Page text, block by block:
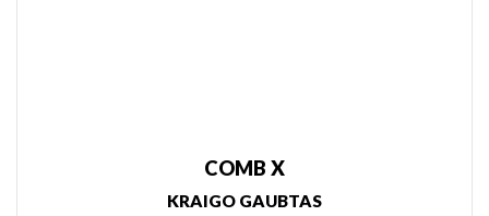
COMB X
KRAIGO GAUBTAS